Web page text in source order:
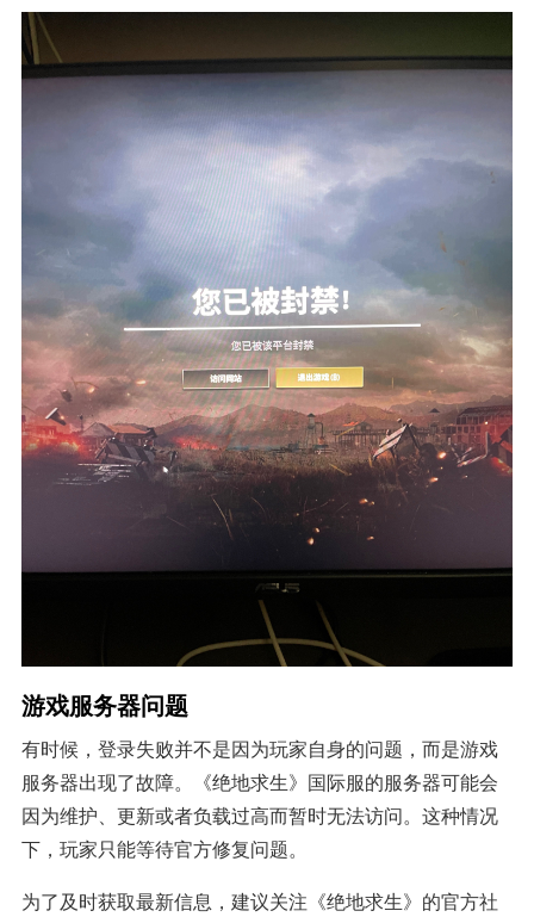
游戏服务器问题
有时候，登录失败并不是因为玩家自身的问题，而是游戏
服务器出现了故障。《绝地求生》国际服的服务器可能会
因为维护、更新或者负载过高而暂时无法访问。这种情况
下，玩家只能等待官方修复问题。
为了及时获取最新信息，建议关注《绝地求生》的官方社